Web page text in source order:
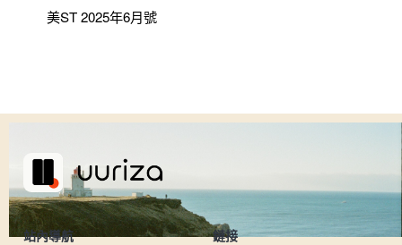
美ST 2025年6月號
站內導航 鏈接